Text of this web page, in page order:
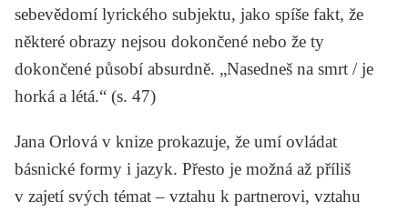
sebevědomí lyrického subjektu, jako spíše fakt, že
některé obrazy nejsou dokončené nebo že ty
dokončené působí absurdně. „Nasedneš na smrt / je
horká a létá.“ (s. 47)
Jana Orlová v knize prokazuje, že umí ovládat
básnické formy i jazyk. Přesto je možná až příliš
v zajetí svých témat – vztahu k partnerovi, vztahu